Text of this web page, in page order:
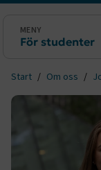
MENY
För studenter
Start Om oss